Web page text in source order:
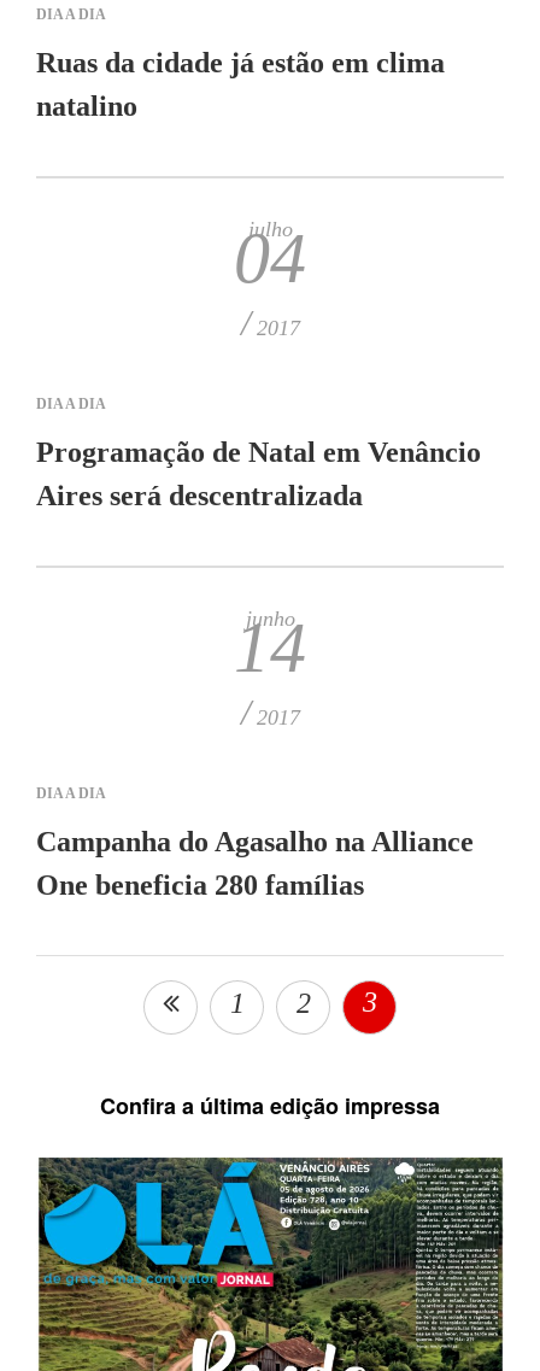
DIA A DIA
Ruas da cidade já estão em clima
natalino
julho
04
/ 2017
DIA A DIA
Programação de Natal em Venâncio
Aires será descentralizada
junho
14
/ 2017
DIA A DIA
Campanha do Agasalho na Alliance
One beneficia 280 famílias
1 2 3
Confira a última edição impressa